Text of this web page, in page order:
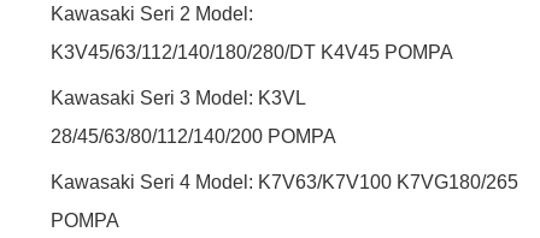
Kawasaki Seri 2 Model:
K3V45/63/112/140/180/280/DT K4V45 POMPA
Kawasaki Seri 3 Model: K3VL
28/45/63/80/112/140/200 POMPA
Kawasaki Seri 4 Model: K7V63/K7V100 K7VG180/265
POMPA